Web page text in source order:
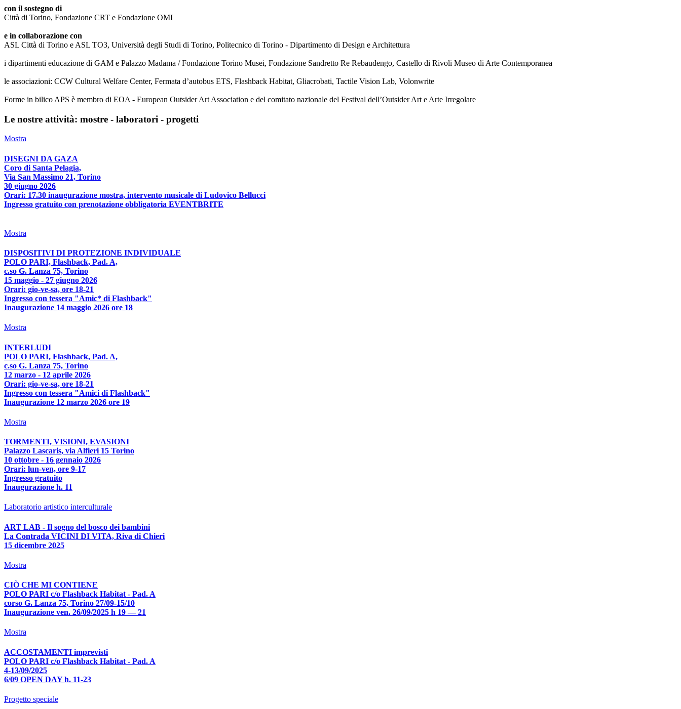
con il sostegno di
Città di Torino, Fondazione CRT e Fondazione OMI
e in collaborazione con
ASL Città di Torino e ASL TO3, Università degli Studi di Torino, Politecnico di Torino - Dipartimento di Design e Architettura
i dipartimenti educazione di GAM e Palazzo Madama / Fondazione Torino Musei, Fondazione Sandretto Re Rebaudengo, Castello di Rivoli Museo di Arte Contemporanea
le associazioni: CCW Cultural Welfare Center, Fermata d’autobus ETS, Flashback Habitat, Gliacrobati, Tactile Vision Lab, Volonwrite
Forme in bilico APS è membro di EOA - European Outsider Art Association e del comitato nazionale del Festival dell’Outsider Art e Arte Irregolare
Le nostre attività: mostre - laboratori - progetti
Mostra
DISEGNI DA GAZA
Coro di Santa Pelagia,
Via San Massimo 21, Torino
30 giugno 2026
Orari: 17.30 inaugurazione mostra, intervento musicale di Ludovico Bellucci
Ingresso gratuito con prenotazione obbligatoria EVENTBRITE
Mostra
DISPOSITIVI DI PROTEZIONE INDIVIDUALE
POLO PARI, Flashback, Pad. A,
c.so G. Lanza 75, Torino
15 maggio - 27 giugno 2026
Orari: gio-ve-sa, ore 18-21
Ingresso con tessera "Amic* di Flashback"
Inaugurazione 14 maggio 2026 ore 18
Mostra
INTERLUDI
POLO PARI, Flashback, Pad. A,
c.so G. Lanza 75, Torino
12 marzo - 12 aprile 2026
Orari: gio-ve-sa, ore 18-21
Ingresso con tessera "Amici di Flashback"
Inaugurazione 12 marzo 2026 ore 19
Mostra
TORMENTI, VISIONI, EVASIONI
Palazzo Lascaris, via Alfieri 15 Torino
10 ottobre - 16 gennaio 2026
Orari: lun-ven, ore 9-17
Ingresso gratuito
Inaugurazione h. 11
Laboratorio artistico interculturale
ART LAB - Il sogno del bosco dei bambini
La Contrada VICINI DI VITA, Riva di Chieri
15 dicembre 2025
Mostra
CIÒ CHE MI CONTIENE
POLO PARI c/o Flashback Habitat - Pad. A
corso G. Lanza 75, Torino 27/09-15/10
Inaugurazione ven. 26/09/2025 h 19 — 21
Mostra
ACCOSTAMENTI imprevisti
POLO PARI c/o Flashback Habitat - Pad. A
4-13/09/2025
6/09 OPEN DAY h. 11-23
Progetto speciale